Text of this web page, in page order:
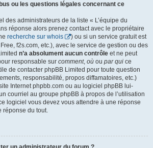
ou les questions légales concernant ce
des administrateurs de la liste « L’équipe du
réponse alors prenez contact avec le propriétaire
recherche sur whois
) ou si un service gratuit est
f2s.com, etc.), avec le service de gestion ou des
n’a absolument aucun contrôle et ne peut
responsable sur comment, où ou par qui ce
de contacter phpBB Limited pour toute question
responsabilité, propos diffamatoires, etc.)
Internet phpbb.com ou au logiciel phpBB lui-
courriel au groupe phpBB à propos de l’utilisation
logiciel vous devez vous attendre à une réponse
réponse du tout.